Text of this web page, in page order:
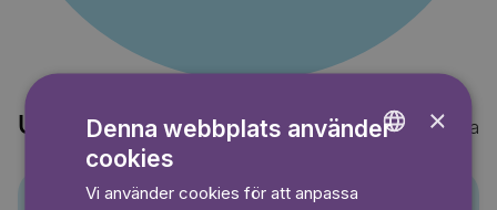
Upptäck också Visa alla
×
Denna webbplats använder
cookies
Vi använder cookies för att anpassa